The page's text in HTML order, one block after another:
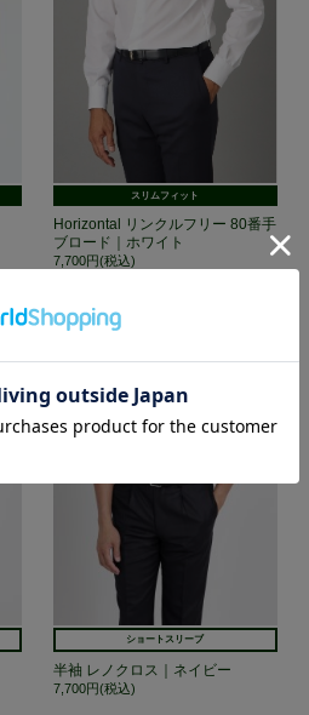
スリムフィット
Horizontal リンクルフリー 80番手
ブロード｜ホワイト
7,700円(税込)
ショートスリーブ
半袖 レノクロス｜ネイビー
7,700円(税込)